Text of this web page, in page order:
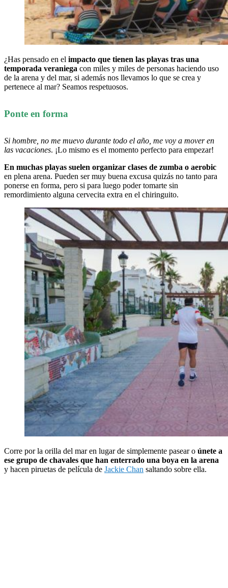
¿Has pensado en el impacto que tienen las playas tras una
temporada veraniega con miles y miles de personas haciendo uso
de la arena y del mar, si además nos llevamos lo que se crea y
pertenece al mar? Seamos respetuosos.
Ponte en forma
Si hombre, no me muevo durante todo el año, me voy a mover en
las vacaciones. ¡Lo mismo es el momento perfecto para empezar!
En muchas playas suelen organizar clases de zumba o aerobic
en plena arena. Pueden ser muy buena excusa quizás no tanto para
ponerse en forma, pero si para luego poder tomarte sin
remordimiento alguna cervecita extra en el chiringuito.
Corre por la orilla del mar en lugar de simplemente pasear o únete a
ese grupo de chavales que han enterrado una boya en la arena
y hacen piruetas de película de Jackie Chan saltando sobre ella.